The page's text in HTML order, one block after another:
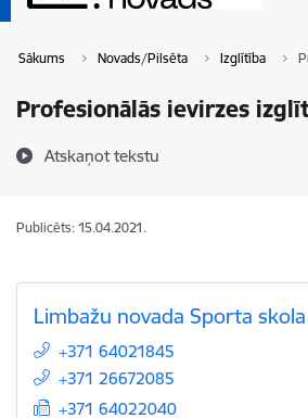
Sākums Novads/Pilsēta Izglītība
Profesionālās ievirzes
Atskaņot tekstu
Publicēts: 15.04.2021.
Limbažu novada Sporta skola
+371 64021845
+371 26672085
+371 64022040